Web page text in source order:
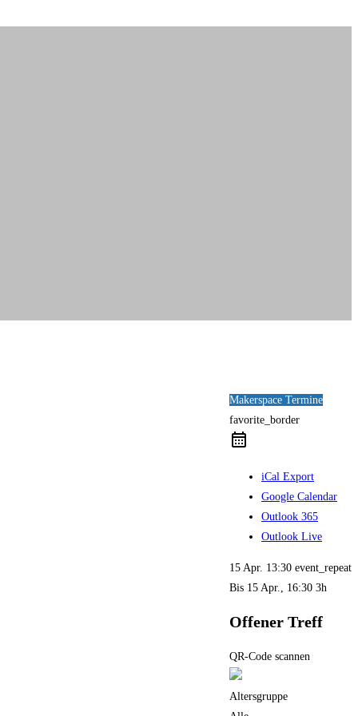
Makerspace Termine
favorite_border
iCal Export
Google Calendar
Outlook 365
Outlook Live
15 Apr. 13:30 event_repeat
Bis 15 Apr., 16:30 3h
Offener Treff
QR-Code scannen
Altersgruppe